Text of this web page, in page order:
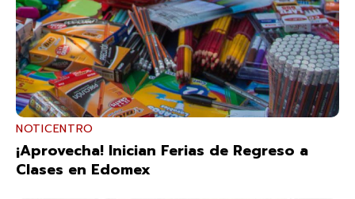
NOTICENTRO
¡Aprovecha! Inician Ferias de Regreso a
Clases en Edomex